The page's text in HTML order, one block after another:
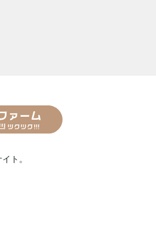
ト。